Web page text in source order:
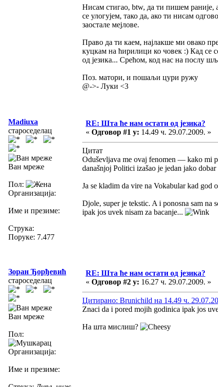
Нисам стигао, btw, да ти пишем раније,
се улогујем, тако да, ако ти нисам
заостале мејлове.
Право да ти каем, најлакше ми овако
куцкам на ћирилици ко човек :) Кад се
од језика... Срећом, код нас на послу
Поз. матори, и пошаљи цури ружу
@->- Луки <3
Madiuxa
староседелац
Ван мреже
Пол:
Организација:
Име и презиме:
Струка:
Поруке: 7.477
RE: Шта ће нам остати од језика?
« Одговор #1 у: 14.49 ч. 29.07.2009. »
Цитат
Oduševljava me ovaj fenomen — kako mi
današnjoj Politici izašao je jedan jako
Ja se kladim da vire na Vokabular kad god
Djole, super je tekstic. A i ponosna sam na
ipak jos uvek nisam za bacanje...
Зоран Ђорђевић
староседелац
Ван мреже
Пол:
Организација:
Име и презиме:
RE: Шта ће нам остати од језика?
« Одговор #2 у: 16.27 ч. 29.07.2009. »
Цитирано: Brunichild на 14.49 ч.
Znaci da i pored mojih godinica ipak jos
На шта мислиш?